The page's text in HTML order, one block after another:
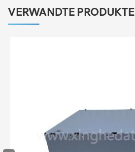
VERWANDTE PRODUKTE